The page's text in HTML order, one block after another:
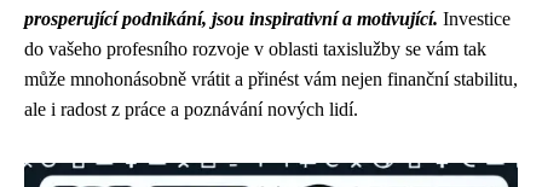
prosperující podnikání, jsou inspirativní a motivující. Investice
do vašeho profesního rozvoje v oblasti taxislužby se vám tak
může mnohonásobně vrátit a přinést vám nejen finanční stabilitu,
ale i radost z práce a poznávání nových lidí.